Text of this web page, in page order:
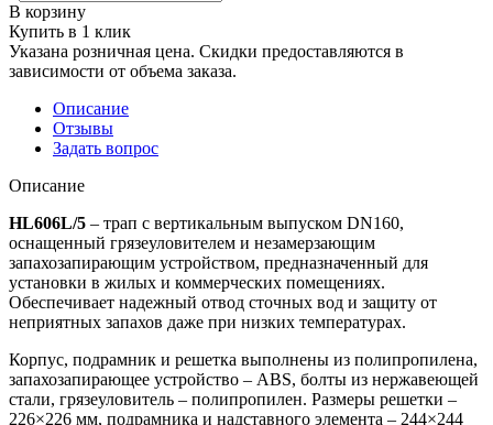
В корзину
Купить в 1 клик
Указана розничная цена. Скидки предоставляются в
зависимости от объема заказа.
Описание
Отзывы
Задать вопрос
Описание
HL606L/5 – трап с вертикальным выпуском DN160,
оснащенный грязеуловителем и незамерзающим
запахозапирающим устройством, предназначенный для
установки в жилых и коммерческих помещениях.
Обеспечивает надежный отвод сточных вод и защиту от
неприятных запахов даже при низких температурах.
Корпус, подрамник и решетка выполнены из полипропилена,
запахозапирающее устройство – ABS, болты из нержавеющей
стали, грязеуловитель – полипропилен. Размеры решетки –
226×226 мм, подрамника и надставного элемента – 244×244